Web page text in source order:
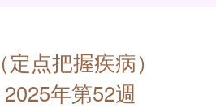
点把握疾病）
年第52週